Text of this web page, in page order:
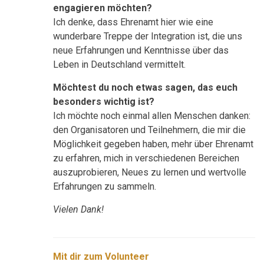
engagieren möchten?
Ich denke, dass Ehrenamt hier wie eine
wunderbare Treppe der Integration ist, die uns
neue Erfahrungen und Kenntnisse über das
Leben in Deutschland vermittelt.
Möchtest du noch etwas sagen, das euch
besonders wichtig ist?
Ich möchte noch einmal allen Menschen danken:
den Organisatoren und Teilnehmern, die mir die
Möglichkeit gegeben haben, mehr über Ehrenamt
zu erfahren, mich in verschiedenen Bereichen
auszuprobieren, Neues zu lernen und wertvolle
Erfahrungen zu sammeln.
Vielen Dank!
Mit dir zum Volunteer